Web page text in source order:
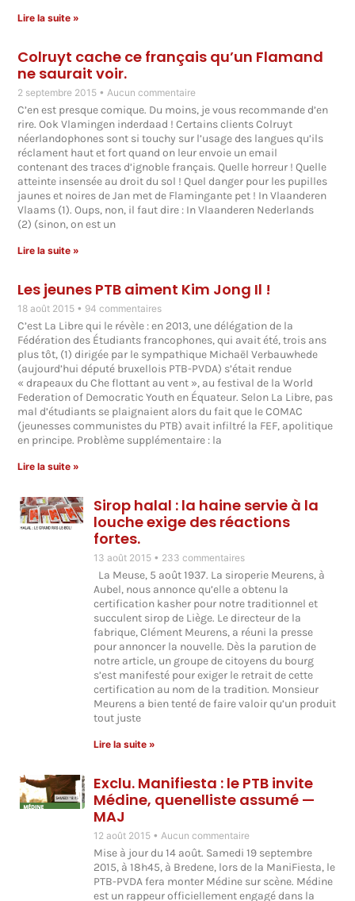
Lire la suite »
Colruyt cache ce français qu’un Flamand
ne saurait voir.
2 septembre 2015 Aucun commentaire
C’en est presque comique. Du moins, je vous recommande d’en
rire. Ook Vlamingen inderdaad ! Certains clients Colruyt
néerlandophones sont si touchy sur l’usage des langues qu’ils
réclament haut et fort quand on leur envoie un email
contenant des traces d’ignoble français. Quelle horreur ! Quelle
atteinte insensée au droit du sol ! Quel danger pour les pupilles
jaunes et noires de Jan met de Flamingante pet ! In Vlaanderen
Vlaams (1). Oups, non, il faut dire : In Vlaanderen Nederlands
(2) (sinon, on est un
Lire la suite »
Les jeunes PTB aiment Kim Jong Il !
18 août 2015 94 commentaires
C’est La Libre qui le révèle : en 2013, une délégation de la
Fédération des Étudiants francophones, qui avait été, trois ans
plus tôt, (1) dirigée par le sympathique Michaël Verbauwhede
(aujourd’hui député bruxellois PTB-PVDA) s’était rendue
« drapeaux du Che flottant au vent », au festival de la World
Federation of Democratic Youth en Équateur. Selon La Libre, pas
mal d’étudiants se plaignaient alors du fait que le COMAC
(jeunesses communistes du PTB) avait infiltré la FEF, apolitique
en principe. Problème supplémentaire : la
Lire la suite »
Sirop halal : la haine servie à la
louche exige des réactions
fortes.
13 août 2015 233 commentaires
La Meuse, 5 août 1937. La siroperie Meurens, à
Aubel, nous annonce qu’elle a obtenu la
certification kasher pour notre traditionnel et
succulent sirop de Liège. Le directeur de la
fabrique, Clément Meurens, a réuni la presse
pour annoncer la nouvelle. Dès la parution de
notre article, un groupe de citoyens du bourg
s’est manifesté pour exiger le retrait de cette
certification au nom de la tradition. Monsieur
Meurens a bien tenté de faire valoir qu’un produit
tout juste
Lire la suite »
Exclu. Manifiesta : le PTB invite
Médine, quenelliste assumé —
MAJ
12 août 2015 Aucun commentaire
Mise à jour du 14 août. Samedi 19 septembre
2015, à 18h45, à Bredene, lors de la ManiFiesta, le
PTB-PVDA fera monter Médine sur scène. Médine
est un rappeur officiellement engagé dans la